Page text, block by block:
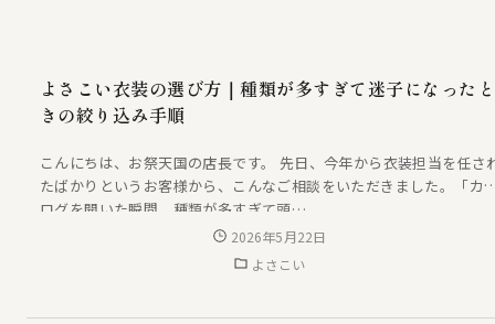
よさこい衣装の選び方｜種類が多すぎて迷子になったと
きの絞り込み手順
こんにちは、お祭天国の店長です。 先日、今年から衣装担当を任さ
たばかりというお客様から、こんなご相談をいただきました。「カ
ログを開いた瞬間、種類が多すぎて頭…
2026年5月22日
よさこい